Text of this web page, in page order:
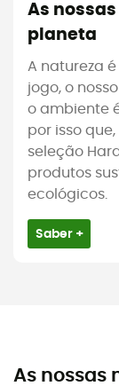
As
planeta
A natureza
jogo, o
o ambiente
por isso
seleção
produtos
ecológicos.
Saber +
As nossas